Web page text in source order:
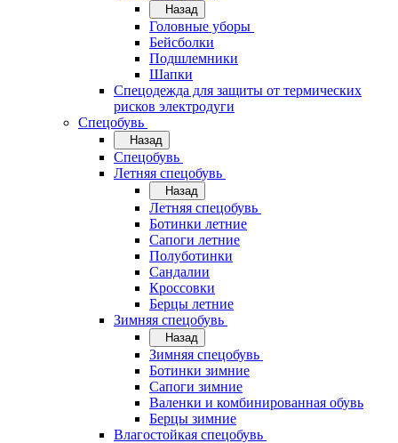
Назад
Головные уборы
Бейсболки
Подшлемники
Шапки
Спецодежда для защиты от термических
рисков электродуги
Спецобувь
Назад
Спецобувь
Летняя спецобувь
Назад
Летняя спецобувь
Ботинки летние
Сапоги летние
Полуботинки
Сандалии
Кроссовки
Берцы летние
Зимняя спецобувь
Назад
Зимняя спецобувь
Ботинки зимние
Сапоги зимние
Валенки и комбинированная обувь
Берцы зимние
Влагостойкая спецобувь